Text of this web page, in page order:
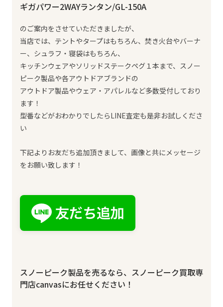
ギガパワー2WAYランタン/GL-150A
のご案内をさせていただきましたが、
当店では、テントやタープはもちろん、焚き火台やバーナ
ー、シュラフ・寝袋はもちろん、
キッチンウェアやソリッドステークペグ１本まで、スノー
ピーク製品や各アウトドアブランドの
アウトドア製品やウェア・アパレルなど多数受付しており
ます！
型番などがおわかりでしたらLINE査定も是非お試しくださ
い
下記よりお友だち追加頂きまして、画像と共にメッセージ
をお願い致します！
スノーピーク製品を売るなら、スノーピーク買取専
門店canvasにお任せください！